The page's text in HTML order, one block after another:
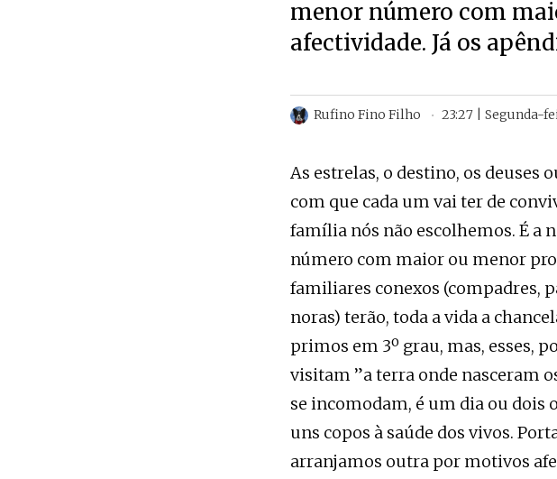
menor número com
afectividade. Já os
Rufino Fino Filho 23:27 | Segunda-
As estrelas, o destino, os
com que cada um vai ter de
família nós não escolhemos. É a
número com maior ou menor
familiares conexos (compadres,
noras) terão, toda a vida a
primos em 3º grau, mas, esses,
visitam ”a terra onde nasceram
se incomodam, é um dia ou dois
uns copos à saúde dos vivos.
arranjamos outra por motivos